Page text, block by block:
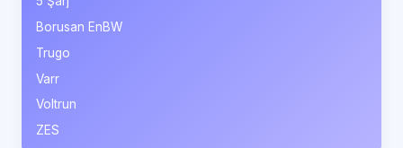
Borusan EnBW
Trugo
Varr
Voltrun
ZES